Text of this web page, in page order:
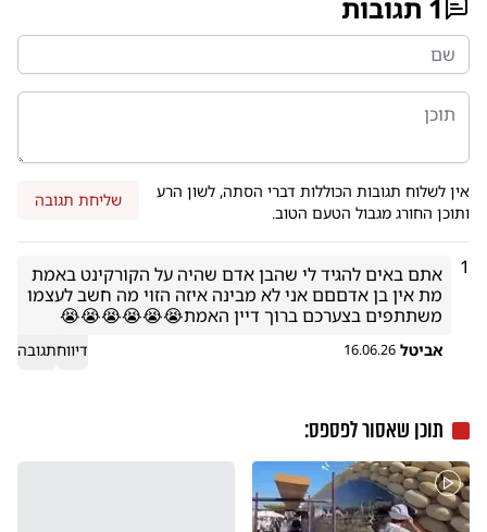
1 תגובות
אין לשלוח תגובות הכוללות דברי הסתה, לשון הרע
ותוכן החורג מגבול הטעם הטוב.
שליחת תגובה
1
משתתפים בצערכם ברוך דיין האמת😭😭😭😭😭😭
אביטל 16.06.26 דיווחתגובה
תוכן שאסור לפספס: